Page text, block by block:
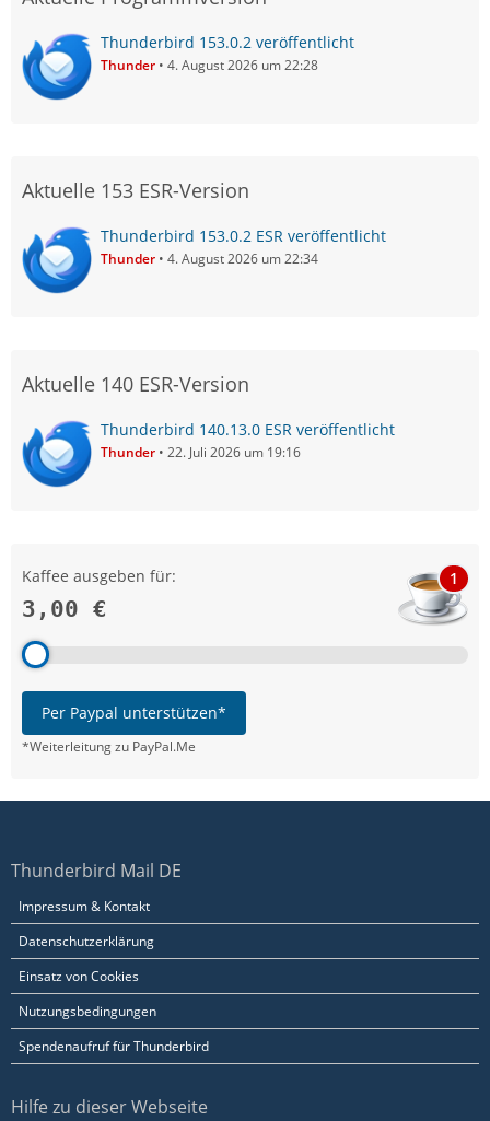
Thunderbird 153.0.2 veröffentlicht
Thunder 4. August 2026 um 22:28
Aktuelle 153 ESR-Version
Thunderbird 153.0.2 ESR veröffentlicht
Thunder 4. August 2026 um 22:34
Aktuelle 140 ESR-Version
Thunderbird 140.13.0 ESR veröffentlicht
Thunder 22. Juli 2026 um 19:16
Kaffee ausgeben für:
3,00 €
1
Per Paypal unterstützen*
*Weiterleitung zu PayPal.Me
Thunderbird Mail DE
Impressum & Kontakt
Datenschutzerklärung
Einsatz von Cookies
Nutzungsbedingungen
Spendenaufruf für Thunderbird
Hilfe zu dieser Webseite